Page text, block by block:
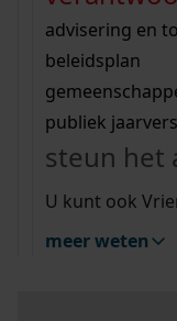
vergunningen
beeld en geluid
uitleg
Wij helpen u
bekijk alle
Wij helpen u
bekijk alle
bekijk ons
advisering en
beleidsplan
publiek
steun het
U kunt ook
meer weten
Mijn Studiezaal